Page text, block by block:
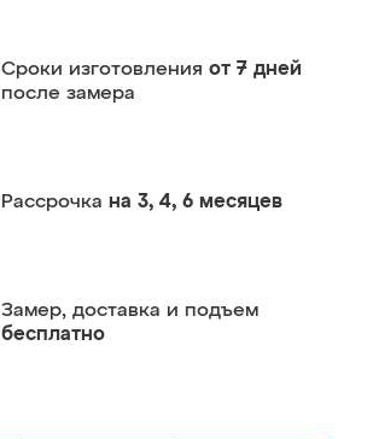
Сроки изготовления от 7 дней
после замера
Рассрочка на 3, 4, 6 месяцев
Замер, доставка и подъем
бесплатно